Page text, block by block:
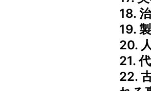
18.
19.
20.
21.
22.